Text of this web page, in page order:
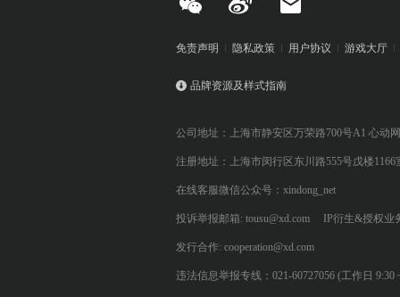
免责声明 隐私政策 用户协议 游戏大厅
品牌资源及样式指南
公司地址：上海市静安区万荣路700号A1 心动
注册地址：上海市闵行区东川路555号戊楼1166
在线客服微信公众号：xindong_net
投诉举报邮箱: tousu@xd.com IP衍生&授权业
发行合作: cooperation@xd.com
违法信息举报专线：021-60727056 (工作日 9:30